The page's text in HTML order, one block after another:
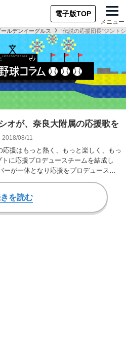
電子版TOP
メニュー
ルデンイーグルス “伝説の応援団長”ジント
オが、奈良大附属の応援歌を
2018/08/11
援はもっと熱く、もっと楽しく、もっ
に応援プロデュースチームを結成し
ーが一体となり応援をプロデュースす
を読む